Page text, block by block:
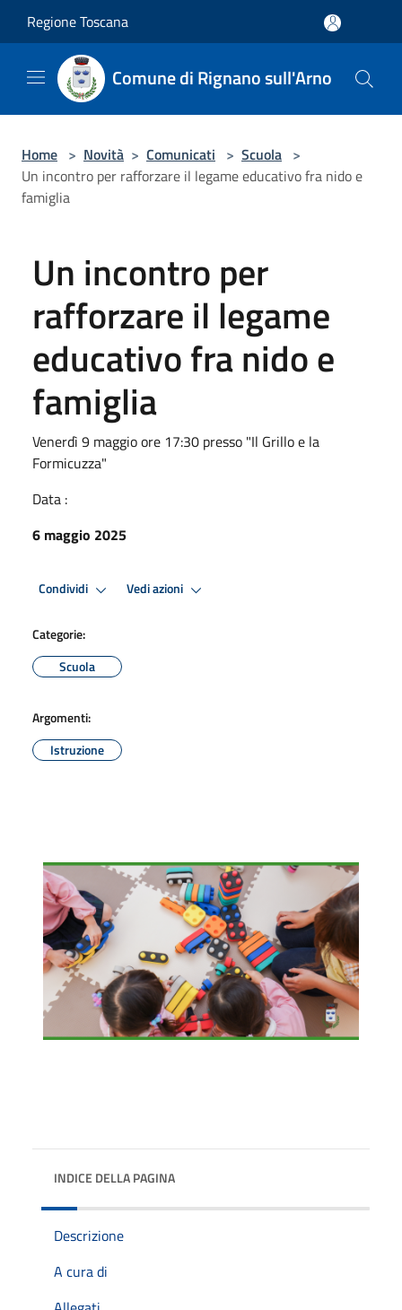
Regione Toscana
Comune di Rignano sull'Arno
Home > Novità > Comunicati > Scuola >
Un incontro per rafforzare il legame educativo fra nido e
famiglia
Un incontro per
rafforzare il legame
educativo fra nido e
famiglia
Venerdì 9 maggio ore 17:30 presso "Il Grillo e la
Formicuzza"
Data :
6 maggio 2025
Condividi Vedi azioni
Categorie:
Scuola
Argomenti:
Istruzione
INDICE DELLA PAGINA
Descrizione
A cura di